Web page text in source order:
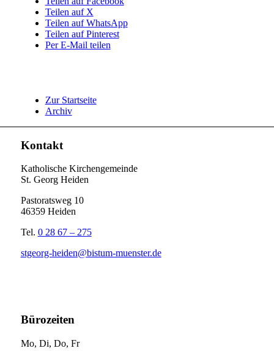
Teilen auf X
Teilen auf WhatsApp
Teilen auf Pinterest
Per E-Mail teilen
Zur Startseite
Archiv
Kontakt
Katholische Kirchengemeinde
St. Georg Heiden
Pastoratsweg 10
46359 Heiden
Tel. 0 28 67 – 275
stgeorg-heiden@bistum-muenster.de
Bürozeiten
Mo, Di, Do, Fr